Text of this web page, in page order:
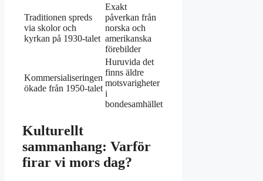
Traditionen spreds
via skolor och
kyrkan på 1930-talet
Exakt
påverkan från
norska och
amerikanska
förebilder
Kommersialiseringen
ökade från 1950-talet
Huruvida det
finns äldre
motsvarigheter
i
bondesamhället
Kulturellt
sammanhang: Varför
firar vi mors dag?